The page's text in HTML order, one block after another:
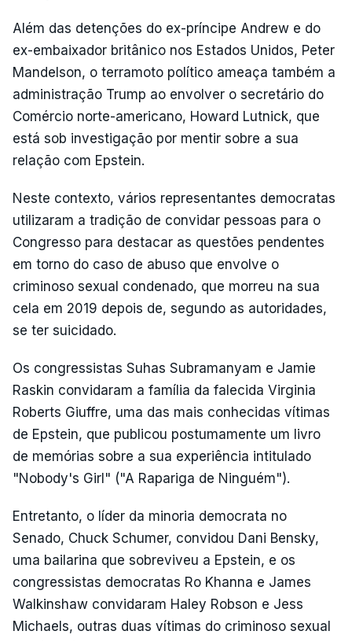
Além das detenções do ex-príncipe Andrew e do
ex-embaixador britânico nos Estados Unidos, Peter
Mandelson, o terramoto político ameaça também a
administração Trump ao envolver o secretário do
Comércio norte-americano, Howard Lutnick, que
está sob investigação por mentir sobre a sua
relação com Epstein.
Neste contexto, vários representantes democratas
utilizaram a tradição de convidar pessoas para o
Congresso para destacar as questões pendentes
em torno do caso de abuso que envolve o
criminoso sexual condenado, que morreu na sua
cela em 2019 depois de, segundo as autoridades,
se ter suicidado.
Os congressistas Suhas Subramanyam e Jamie
Raskin convidaram a família da falecida Virginia
Roberts Giuffre, uma das mais conhecidas vítimas
de Epstein, que publicou postumamente um livro
de memórias sobre a sua experiência intitulado
"Nobody's Girl" ("A Rapariga de Ninguém").
Entretanto, o líder da minoria democrata no
Senado, Chuck Schumer, convidou Dani Bensky,
uma bailarina que sobreviveu a Epstein, e os
congressistas democratas Ro Khanna e James
Walkinshaw convidaram Haley Robson e Jess
Michaels, outras duas vítimas do criminoso sexual